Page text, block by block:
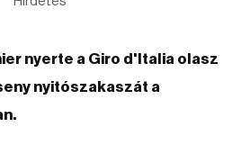
nyerte a Giro d'Italia olasz
nyitószakaszát a